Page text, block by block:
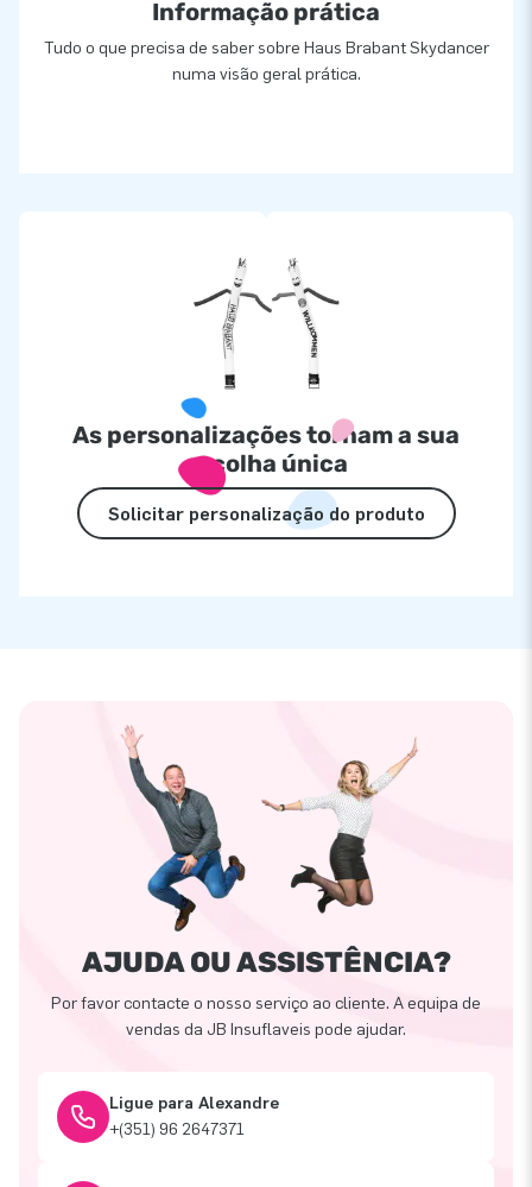
Informação prática
Tudo o que precisa de saber sobre Haus Brabant Skydancer
numa visão geral prática.
As personalizações tornam a sua
escolha única
Solicitar personalização do produto
AJUDA OU ASSISTÊNCIA?
Por favor contacte o nosso serviço ao cliente. A equipa de
vendas da JB Insuflaveis pode ajudar.
Ligue para Alexandre
+(351) 96 2647371